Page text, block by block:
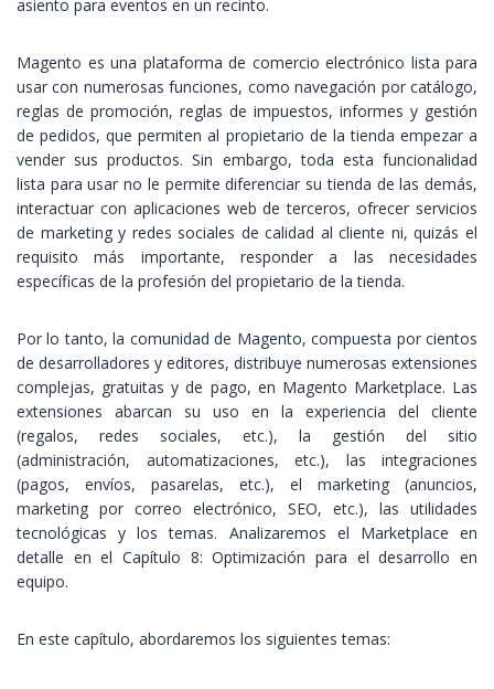
asiento para eventos en un recinto.
Magento es una plataforma de comercio electrónico lista para
usar con numerosas funciones, como navegación por catálogo,
reglas de promoción, reglas de impuestos, informes y gestión
de pedidos, que permiten al propietario de la tienda empezar a
vender sus productos. Sin embargo, toda esta funcionalidad
lista para usar no le permite diferenciar su tienda de las demás,
interactuar con aplicaciones web de terceros, ofrecer servicios
de marketing y redes sociales de calidad al cliente ni, quizás el
requisito más importante, responder a las necesidades
específicas de la profesión del propietario de la tienda.
Por lo tanto, la comunidad de Magento, compuesta por cientos
de desarrolladores y editores, distribuye numerosas extensiones
complejas, gratuitas y de pago, en Magento Marketplace. Las
extensiones abarcan su uso en la experiencia del cliente
(regalos, redes sociales, etc.), la gestión del sitio
(administración, automatizaciones, etc.), las integraciones
(pagos, envíos, pasarelas, etc.), el marketing (anuncios,
marketing por correo electrónico, SEO, etc.), las utilidades
tecnológicas y los temas. Analizaremos el Marketplace en
detalle en el Capítulo 8: Optimización para el desarrollo en
equipo.
En este capítulo, abordaremos los siguientes temas: